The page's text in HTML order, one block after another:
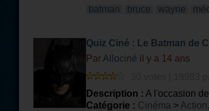
batman
bruce wayne
Quiz Ciné : Le Batman de
Par Allociné il y a 14 ans
Description : A l'occasion
!Catégorie : Cinéma >